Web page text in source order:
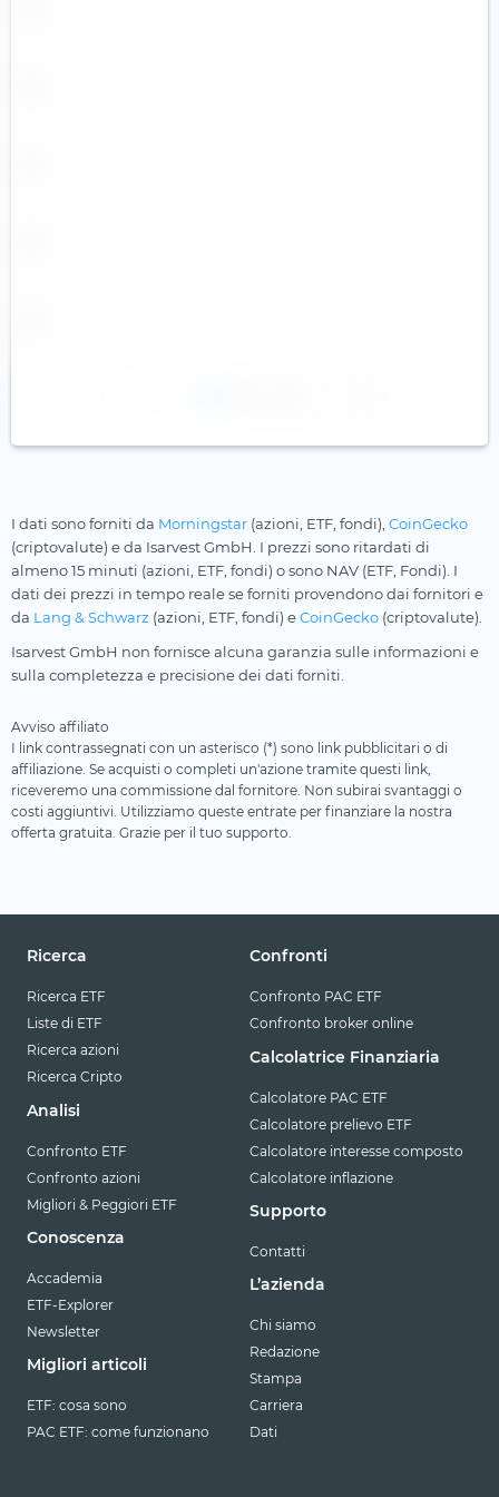
I dati sono forniti da Morningstar (azioni, ETF, fondi), CoinGecko
(criptovalute) e da Isarvest GmbH. I prezzi sono ritardati di
almeno 15 minuti (azioni, ETF, fondi) o sono NAV (ETF, Fondi). I
dati dei prezzi in tempo reale se forniti provendono dai fornitori e
da Lang & Schwarz (azioni, ETF, fondi) eCoinGecko (criptovalute).
Isarvest GmbH non fornisce alcuna garanzia sulle informazioni e
sulla completezza e precisione dei dati forniti.
Avviso affiliato
I link contrassegnati con un asterisco (*) sono link pubblicitari o di
affiliazione. Se acquisti o completi un'azione tramite questi link,
riceveremo una commissione dal fornitore. Non subirai svantaggi o
costi aggiuntivi. Utilizziamo queste entrate per finanziare la nostra
offerta gratuita. Grazie per il tuo supporto.
Ricerca
Ricerca ETF
Liste di ETF
Ricerca azioni
Ricerca Cripto
Analisi
Confronto ETF
Confronto azioni
Migliori & Peggiori ETF
Conoscenza
Accademia
ETF-Explorer
Newsletter
Migliori articoli
ETF: cosa sono
PAC ETF: come funzionano
Confronti
Confronto PAC ETF
Confronto broker online
Calcolatrice Finanziaria
Calcolatore PAC ETF
Calcolatore prelievo ETF
Calcolatore interesse composto
Calcolatore inflazione
Supporto
Contatti
L’azienda
Chi siamo
Redazione
Stampa
Carriera
Dati